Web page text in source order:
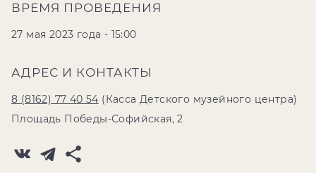
ВРЕМЯ ПРОВЕДЕНИЯ
27 мая 2023 года - 15:00
АДРЕС И КОНТАКТЫ
8 (8162) 77 40 54 (Касса Детского музейного центра)
Площадь Победы-Софийская, 2